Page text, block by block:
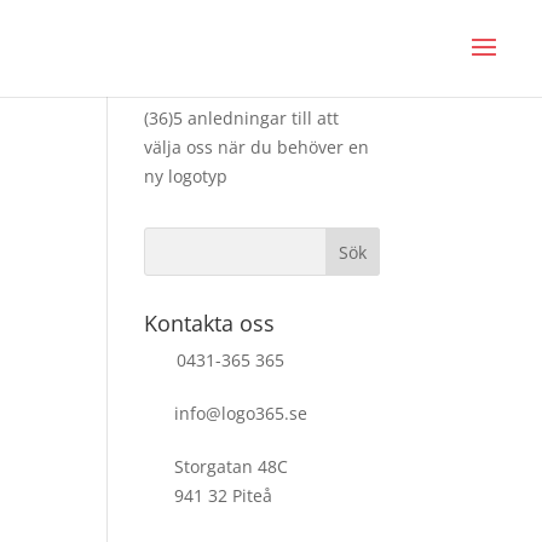
(36)5 anledningar till att
välja oss när du behöver en
ny logotyp
Kontakta oss
0431-365 365
info@logo365.se
Storgatan 48C
941 32 Piteå